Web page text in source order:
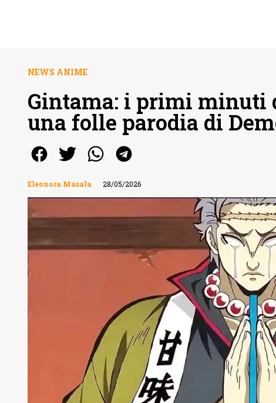
NEWS ANIME
Gintama: i primi minuti
una folle parodia di
Eleonora Masala 28/05/2026